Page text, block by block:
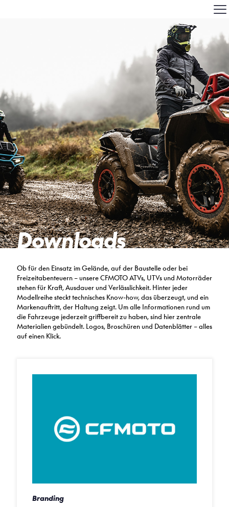
Downloads
Ob für den Einsatz im Gelände, auf der Baustelle oder bei
Freizeitabenteuern – unsere CFMOTO ATVs, UTVs und Motorräder
stehen für Kraft, Ausdauer und Verlässlichkeit. Hinter jeder
Modellreihe steckt technisches Know-how, das überzeugt, und ein
Markenauftritt, der Haltung zeigt. Um alle Informationen rund um
die Fahrzeuge jederzeit griffbereit zu haben, sind hier zentrale
Materialien gebündelt. Logos, Broschüren und Datenblätter – alles
auf einen Klick.
Branding